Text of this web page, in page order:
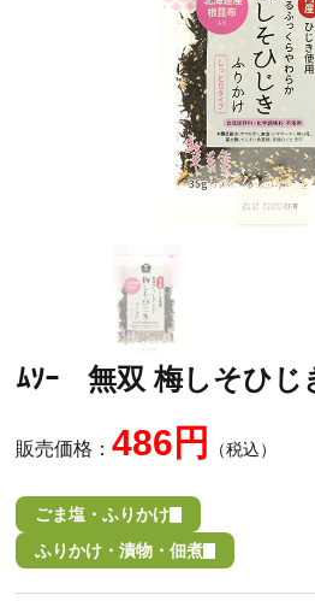
ﾑｿｰ 無双 梅しそひじ
販売価格：486円 （税込）
ごま塩・ふりかけ
ふりかけ・漬物・佃煮